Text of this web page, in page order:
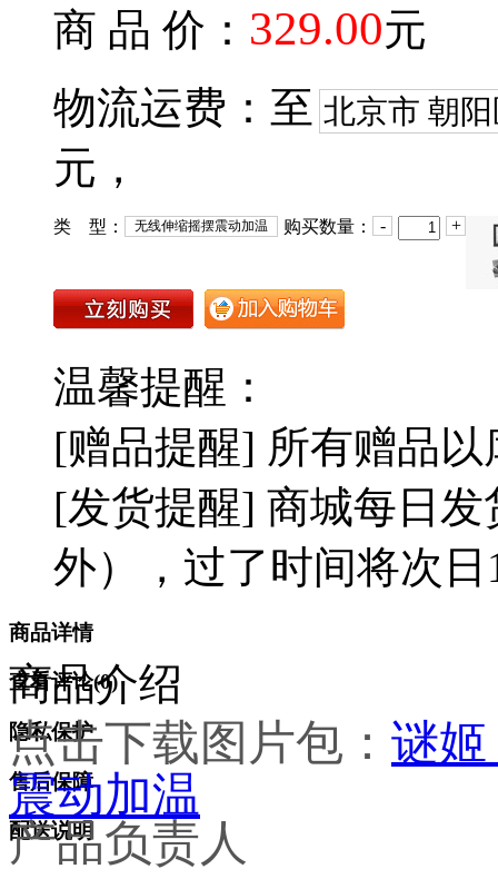
商 品 价： 329.00元
物流运费：至 北京市 朝
元，
类 型： 无线伸缩摇摆震动加温 购买数量： - +
温馨提醒：
[赠品提醒] 所有赠品
[发货提醒] 商城每日
外），过了时间将次
商品详情
查看评论(0)
隐私保护
售后保障
配送说明
商品介绍
点击下载图片包： 谜
震动加温
产品负责人